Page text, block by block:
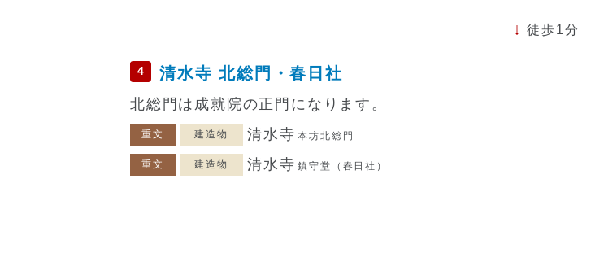
徒歩1分
4 清水寺 北総門・春日社
北総門は成就院の正門になります。
重文 建造物 清水寺 本坊北総門
重文 建造物 清水寺 鎮守堂（春日社）